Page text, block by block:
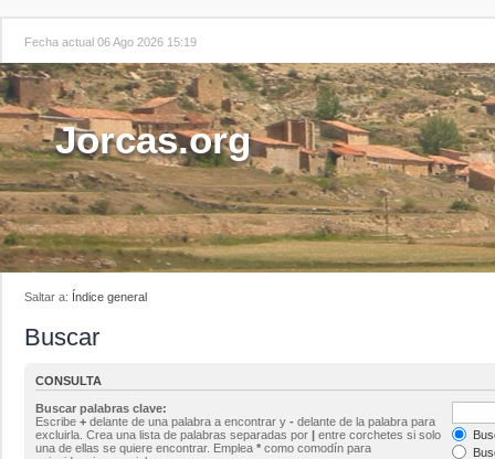
Fecha actual 06 Ago 2026 15:19
Jorcas.org
Saltar a: Índice general
Buscar
CONSULTA
Buscar palabras clave:
Escribe + delante de una palabra a encontrar y - delante de la palabra para
excluirla. Crea una lista de palabras separadas por | entre corchetes si solo
una de ellas se quiere encontrar. Emplea * como comodín para